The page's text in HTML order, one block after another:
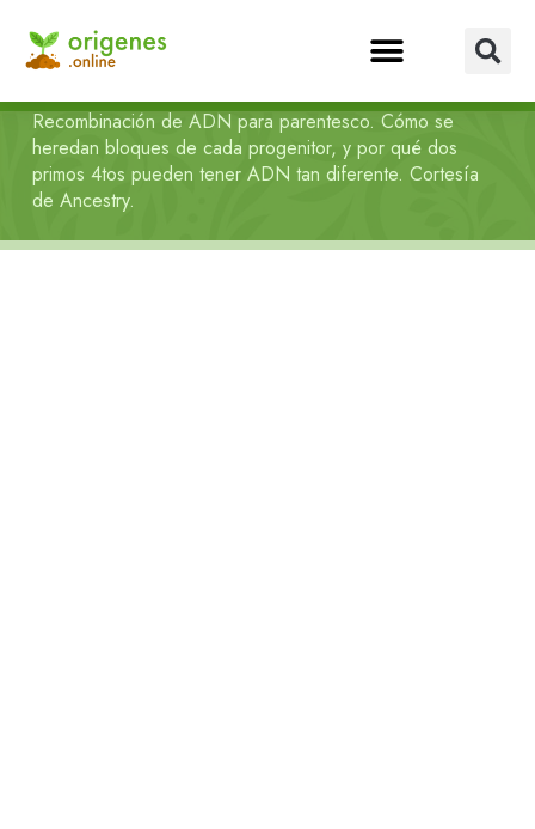
Recombinación de ADN para parentesco. Cómo se
heredan bloques de cada progenitor, y por qué dos
primos 4tos pueden tener ADN tan diferente. Cortesía
de Ancestry.